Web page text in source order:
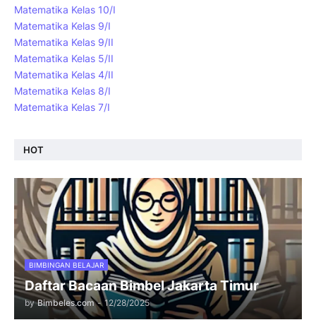
Matematika Kelas 10/I
Matematika Kelas 9/I
Matematika Kelas 9/II
Matematika Kelas 5/II
Matematika Kelas 4/II
Matematika Kelas 8/I
Matematika Kelas 7/I
HOT
BIMBINGAN BELAJAR
Daftar Bacaan Bimbel Jakarta Timur
by Bimbeles.com - 12/28/2025